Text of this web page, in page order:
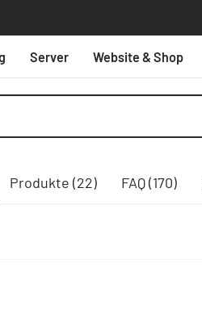
Server Website & Shop
Produkte (22) FAQ (170)